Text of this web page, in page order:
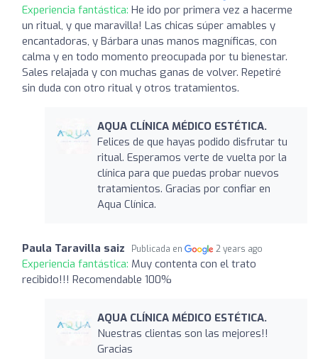
Experiencia fantástica: He ido por primera vez a hacerme
un ritual, y que maravilla! Las chicas súper amables y
encantadoras, y Bárbara unas manos magníficas, con
calma y en todo momento preocupada por tu bienestar.
Sales relajada y con muchas ganas de volver. Repetiré
sin duda con otro ritual y otros tratamientos.
AQUA CLÍNICA MÉDICO ESTÉTICA.
Felices de que hayas podido disfrutar tu
ritual. Esperamos verte de vuelta por la
clínica para que puedas probar nuevos
tratamientos. Gracias por confiar en
Aqua Clínica.
Paula Taravilla saiz Publicada en 2 years ago
Experiencia fantástica: Muy contenta con el trato
recibido!!! Recomendable 100%
AQUA CLÍNICA MÉDICO ESTÉTICA.
Nuestras clientas son las mejores!!
Gracias